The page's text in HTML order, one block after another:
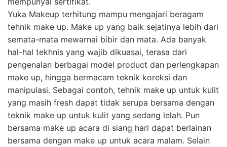
Yuka Makeup terhitung mampu mengajari beragam
tehnik make up. Make up yang baik sejatinya lebih dari
semata-mata mewarnai bibir dan mata. Ada banyak
hal-hal tekhnis yang wajib dikuasai, terasa dari
pengenalan berbagai model product dan perlengkapan
make up, hingga bermacam teknik koreksi dan
manipulasi. Sebagai contoh, tehnik make up untuk kulit
yang masih fresh dapat tidak serupa bersama dengan
teknik make up untuk kulit yang sedang lelah. Pun
bersama make up acara di siang hari dapat berlainan
bersama dengan make up untuk acara malam. Selain